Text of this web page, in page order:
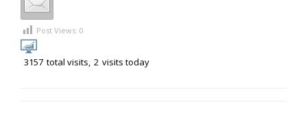
Post Views: 0
3157 total visits, 2 visits today